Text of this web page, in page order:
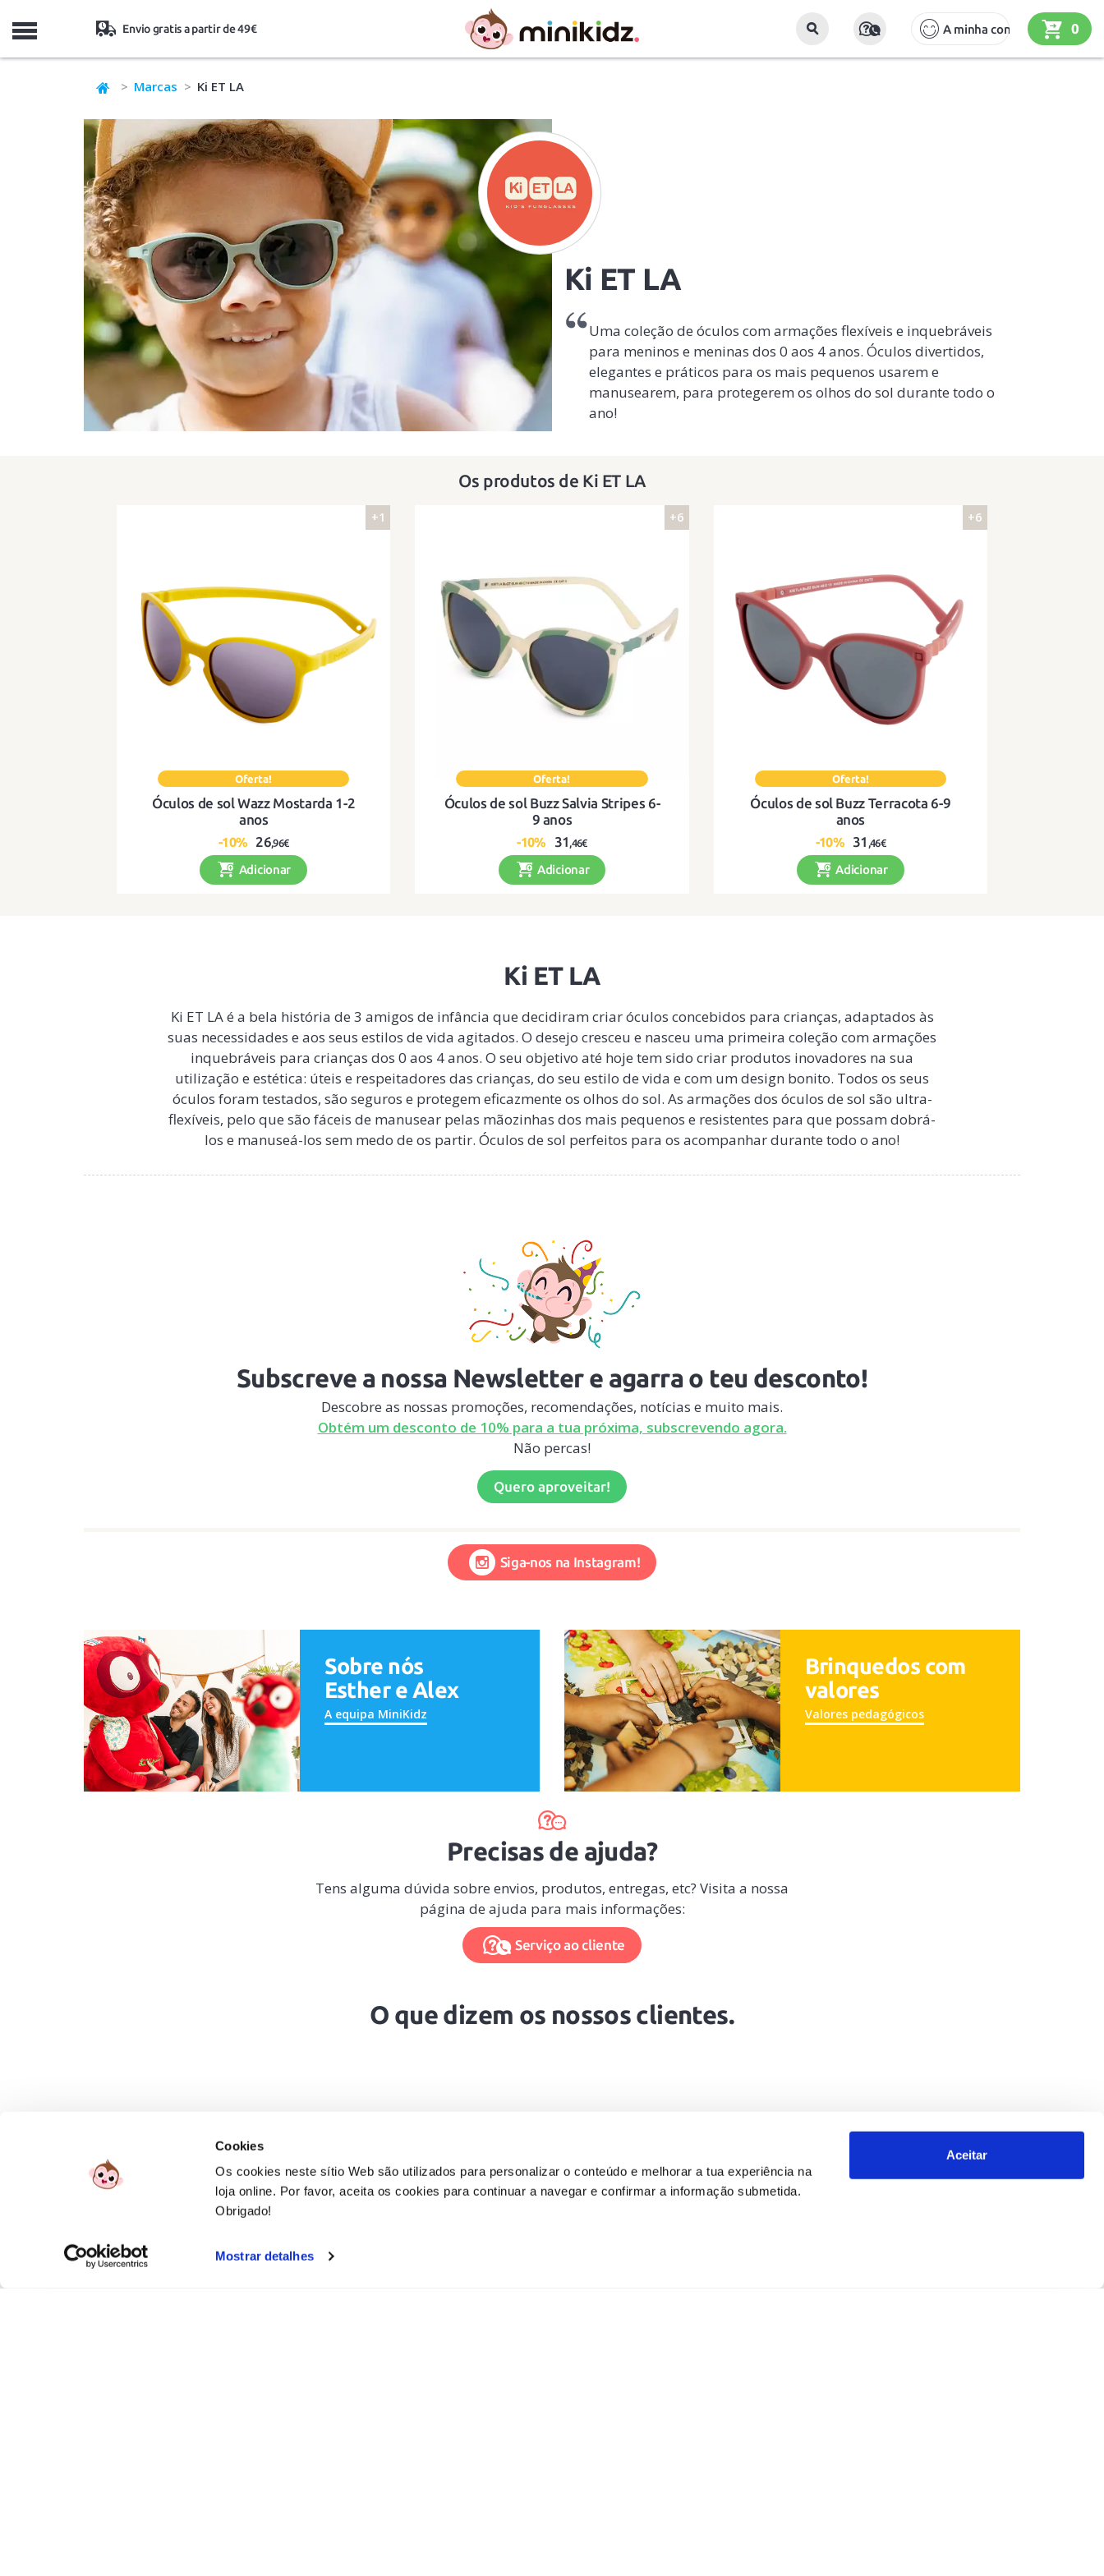
Cookies
Os cookies neste sítio Web são utilizados para personalizar o conteúdo e melhorar a tua experiência na
loja online. Por favor, aceita os cookies para continuar a navegar e confirmar a informação submetida.
Obrigado!
Mostrar detalhes
Aceitar
MENU A minha conta
Envio gratis a partir de 49€ 0
Marcas Ki ET LA
Ki ET LA
Uma coleção de óculos com armações flexíveis e inquebráveis
para meninos e meninas dos 0 aos 4 anos. Óculos divertidos,
elegantes e práticos para os mais pequenos usarem e
manusearem, para protegerem os olhos do sol durante todo o
ano!
Os produtos de Ki ET LA
Óculos de sol Wazz Mostarda 1-2
anos
-10% 26,96€
Adicionar
+1
Óculos de sol Buzz Salvia Stripes 6-
9 anos
-10% 31 ,46€
Adicionar
+6
Óculos de sol Buzz Terracota 6-9
anos
-10% 31 ,46€
Adicionar
+6
Ki ET LA
Ki ET LA é a bela história de 3 amigos de infância que decidiram criar óculos concebidos para crianças, adaptados às
suas necessidades e aos seus estilos de vida agitados. O desejo cresceu e nasceu uma primeira coleção com armações
inquebráveis para crianças dos 0 aos 4 anos. O seu objetivo até hoje tem sido criar produtos inovadores na sua
utilização e estética: úteis e respeitadores das crianças, do seu estilo de vida e com um design bonito. Todos os seus
óculos foram testados, são seguros e protegem eficazmente os olhos do sol. As armações dos óculos de sol são ultra-
flexíveis, pelo que são fáceis de manusear pelas mãozinhas dos mais pequenos e resistentes para que possam dobrá-
los e manuseá-los sem medo de os partir. Óculos de sol perfeitos para os acompanhar durante todo o ano!
Subscreve a nossa Newsletter e agarra o teu desconto!
Descobre as nossas promoções, recomendações, notícias e muito mais.
Obtém um desconto de 10% para a tua próxima, subscrevendo agora.
Não percas!
Quero aproveitar!
Siga-nos na Instagram!
Sobre nós
Esther e Alex
A equipa MiniKidz
Brinquedos com
valores
Valores pedagógicos
Precisas de ajuda?
Tens alguma dúvida sobre envios, produtos, entregas, etc? Visita a nossa
página de ajuda para mais informações:
Serviço ao cliente
O que dizem os nossos clientes.